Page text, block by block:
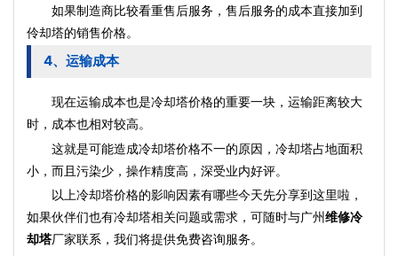
如果制造商比较看重售后服务，售后服务的成本直接加到
伶却塔的销售价格。
4、运输成本
现在运输成本也是冷却塔价格的重要一块，运输距离较大
时，成本也相对较高。
这就是可能造成冷却塔价格不一的原因，冷却塔占地面积
小，而且污染少，操作精度高，深受业内好评。
以上冷却塔价格的影响因素有哪些今天先分享到这里啦，
如果伙伴们也有冷却塔相关问题或需求，可随时与广州维修冷
却塔厂家联系，我们将提供免费咨询服务。